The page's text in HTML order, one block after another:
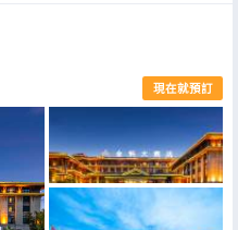
現在就預訂